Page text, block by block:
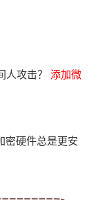
人攻击？添加微
密硬件总是更安